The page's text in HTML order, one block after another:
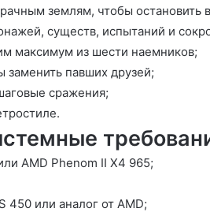
землям, чтобы остановить
существ, испытаний и
максимум из шести наемников;
павших друзей;
сражения;
AMD Phenom II X4 965;
450 или аналог от AMD;